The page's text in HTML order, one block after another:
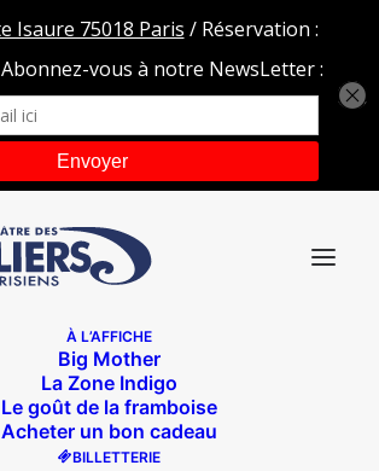
À L’AFFICHE
Big Mother
La Zone Indigo
Le goût de la framboise
Acheter un bon cadeau
BILLETTERIE
9J1A2087
Le temps des suricates 9J1A2087